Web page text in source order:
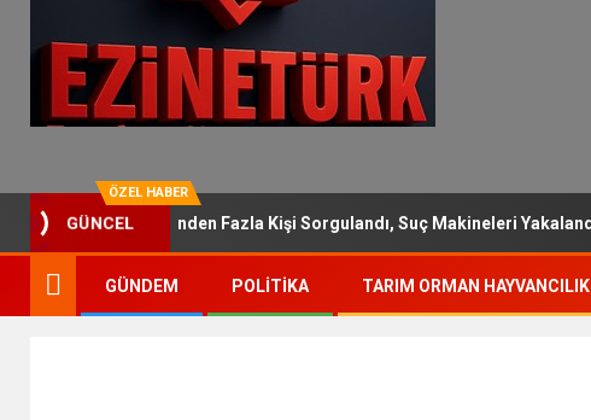
ÖZEL HABER
GÜNCEL
58 Binden Fazla Kişi Sorgulandı, Suç Makineleri Yakalandı
GÜNDEM POLITIKA TARIM ORMAN HAYVANCILIK